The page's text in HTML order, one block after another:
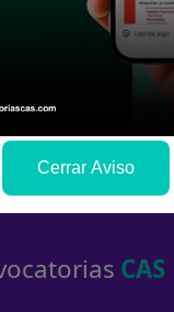
de anteriores
CAS
Cerrar Aviso